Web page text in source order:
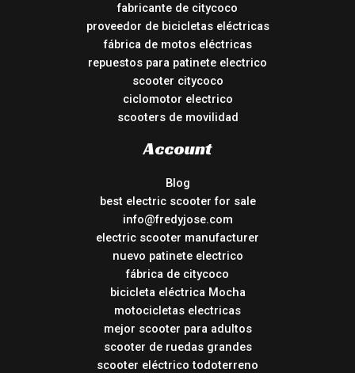
fabricante de citycoco
proveedor de bicicletas eléctricas
fábrica de motos eléctricas
repuestos para patinete electrico
scooter citycoco
ciclomotor electrico
scooters de movilidad
Account
Blog
best electric scooter for sale
info@fredyjose.com
electric scooter manufacturer
nuevo patinete electrico
fábrica de citycoco
bicicleta eléctrica Mocha
motocicletas electricas
mejor scooter para adultos
scooter de ruedas grandes
scooter eléctrico todoterreno